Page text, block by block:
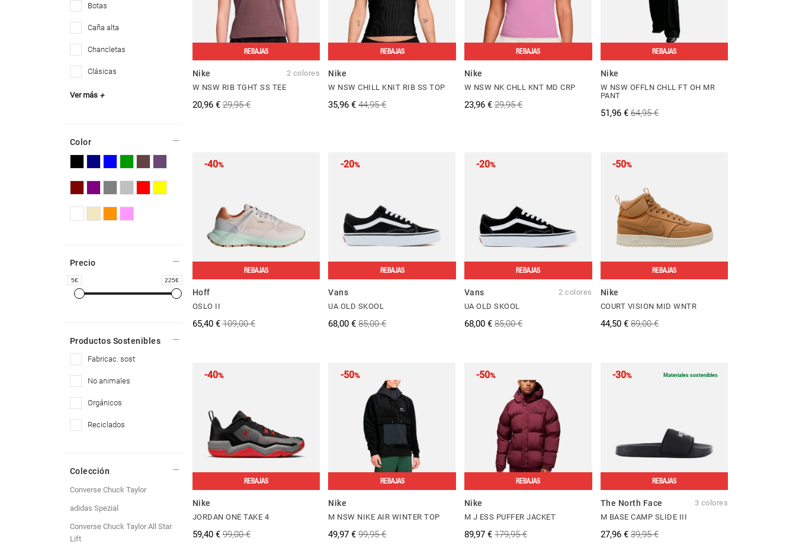
REBAJAS
Nike
2 colores
W NSW RIB TGHT SS TEE
20,96 € 29,95 €
REBAJAS
Nike
W NSW CHILL KNIT RIB SS TOP
35,96 € 44,95 €
REBAJAS
Nike
W NSW NK CHLL KNT MD CRP
23,96 € 29,95 €
REBAJAS
Nike
W NSW OFFLN CHLL FT OH MR
PANT
51,96 € 64,95 €
-40%
REBAJAS
Hoff
OSLO II
65,40 € 109,00 €
-20%
REBAJAS
Vans
UA OLD SKOOL
68,00 € 85,00 €
-20%
REBAJAS
Vans
2 colores
UA OLD SKOOL
68,00 € 85,00 €
-50%
REBAJAS
Nike
COURT VISION MID WNTR
44,50 € 89,00 €
-40%
REBAJAS
Nike
JORDAN ONE TAKE 4
59,40 € 99,00 €
-50%
REBAJAS
Nike
M NSW NIKE AIR WINTER TOP
49,97 € 99,95 €
-50%
REBAJAS
Nike
M J ESS PUFFER JACKET
89,97 € 179,95 €
-30% Materiales sostenibles
REBAJAS
The North Face
3 colores
M BASE CAMP SLIDE III
27,96 € 39,95 €
botas
caña alta
chancletas
clásicas
Ver más+
Color
Precio
5 225
Productos Sostenibles
fabricac. sost
no animales
orgánicos
reciclados
Colección
Converse Chuck Taylor
adidas Spezial
Converse Chuck Taylor All Star
Lift